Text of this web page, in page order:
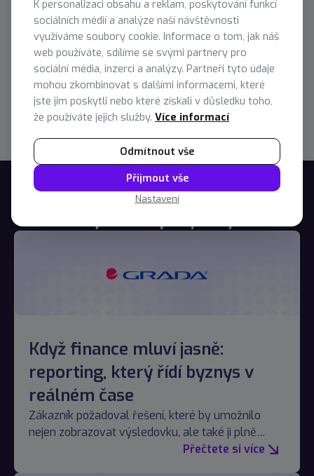
Azure SQL Server Azure Data Factory
Power BI LakeHouse Data Bricks
MS Fabric Azure Analysis Services
Když finance mluví jasně:
reporting, který řídí byznys v
reálném čase
Zákazník požadoval řešení, které by umožnilo
nejen zobrazovat výsledovku, ale také ji plně
spravovat bez závislosti na IT oddělení.
Přečtete si více
K personalizaci obsahu a reklam, poskytování funkcí
sociálních médií a analýze naší návštěvnosti
využíváme soubory cookie. Informace o tom, jak náš
web používáte, sdílíme se svými partnery pro
sociální média, inzerci a analýzy. Partneři tyto údaje
mohou zkombinovat s dalšími informacemi, které
jste jim poskytli nebo které získali v důsledku toho,
že používáte jejich služby. Více informací
Nastavení
Odmítnout vše
Přijmout vše